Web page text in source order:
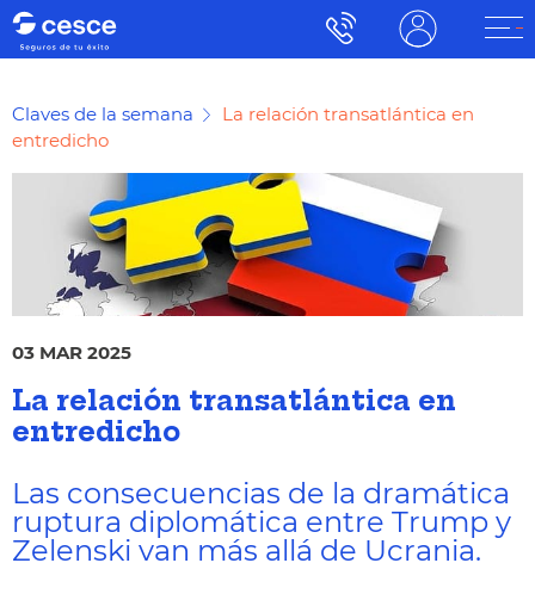
Claves de la semana
La relación transatlántica en
entredicho
03 MAR 2025
La relación transatlántica en
entredicho
Las consecuencias de la dramática
ruptura diplomática entre Trump y
Zelenski van más allá de Ucrania.